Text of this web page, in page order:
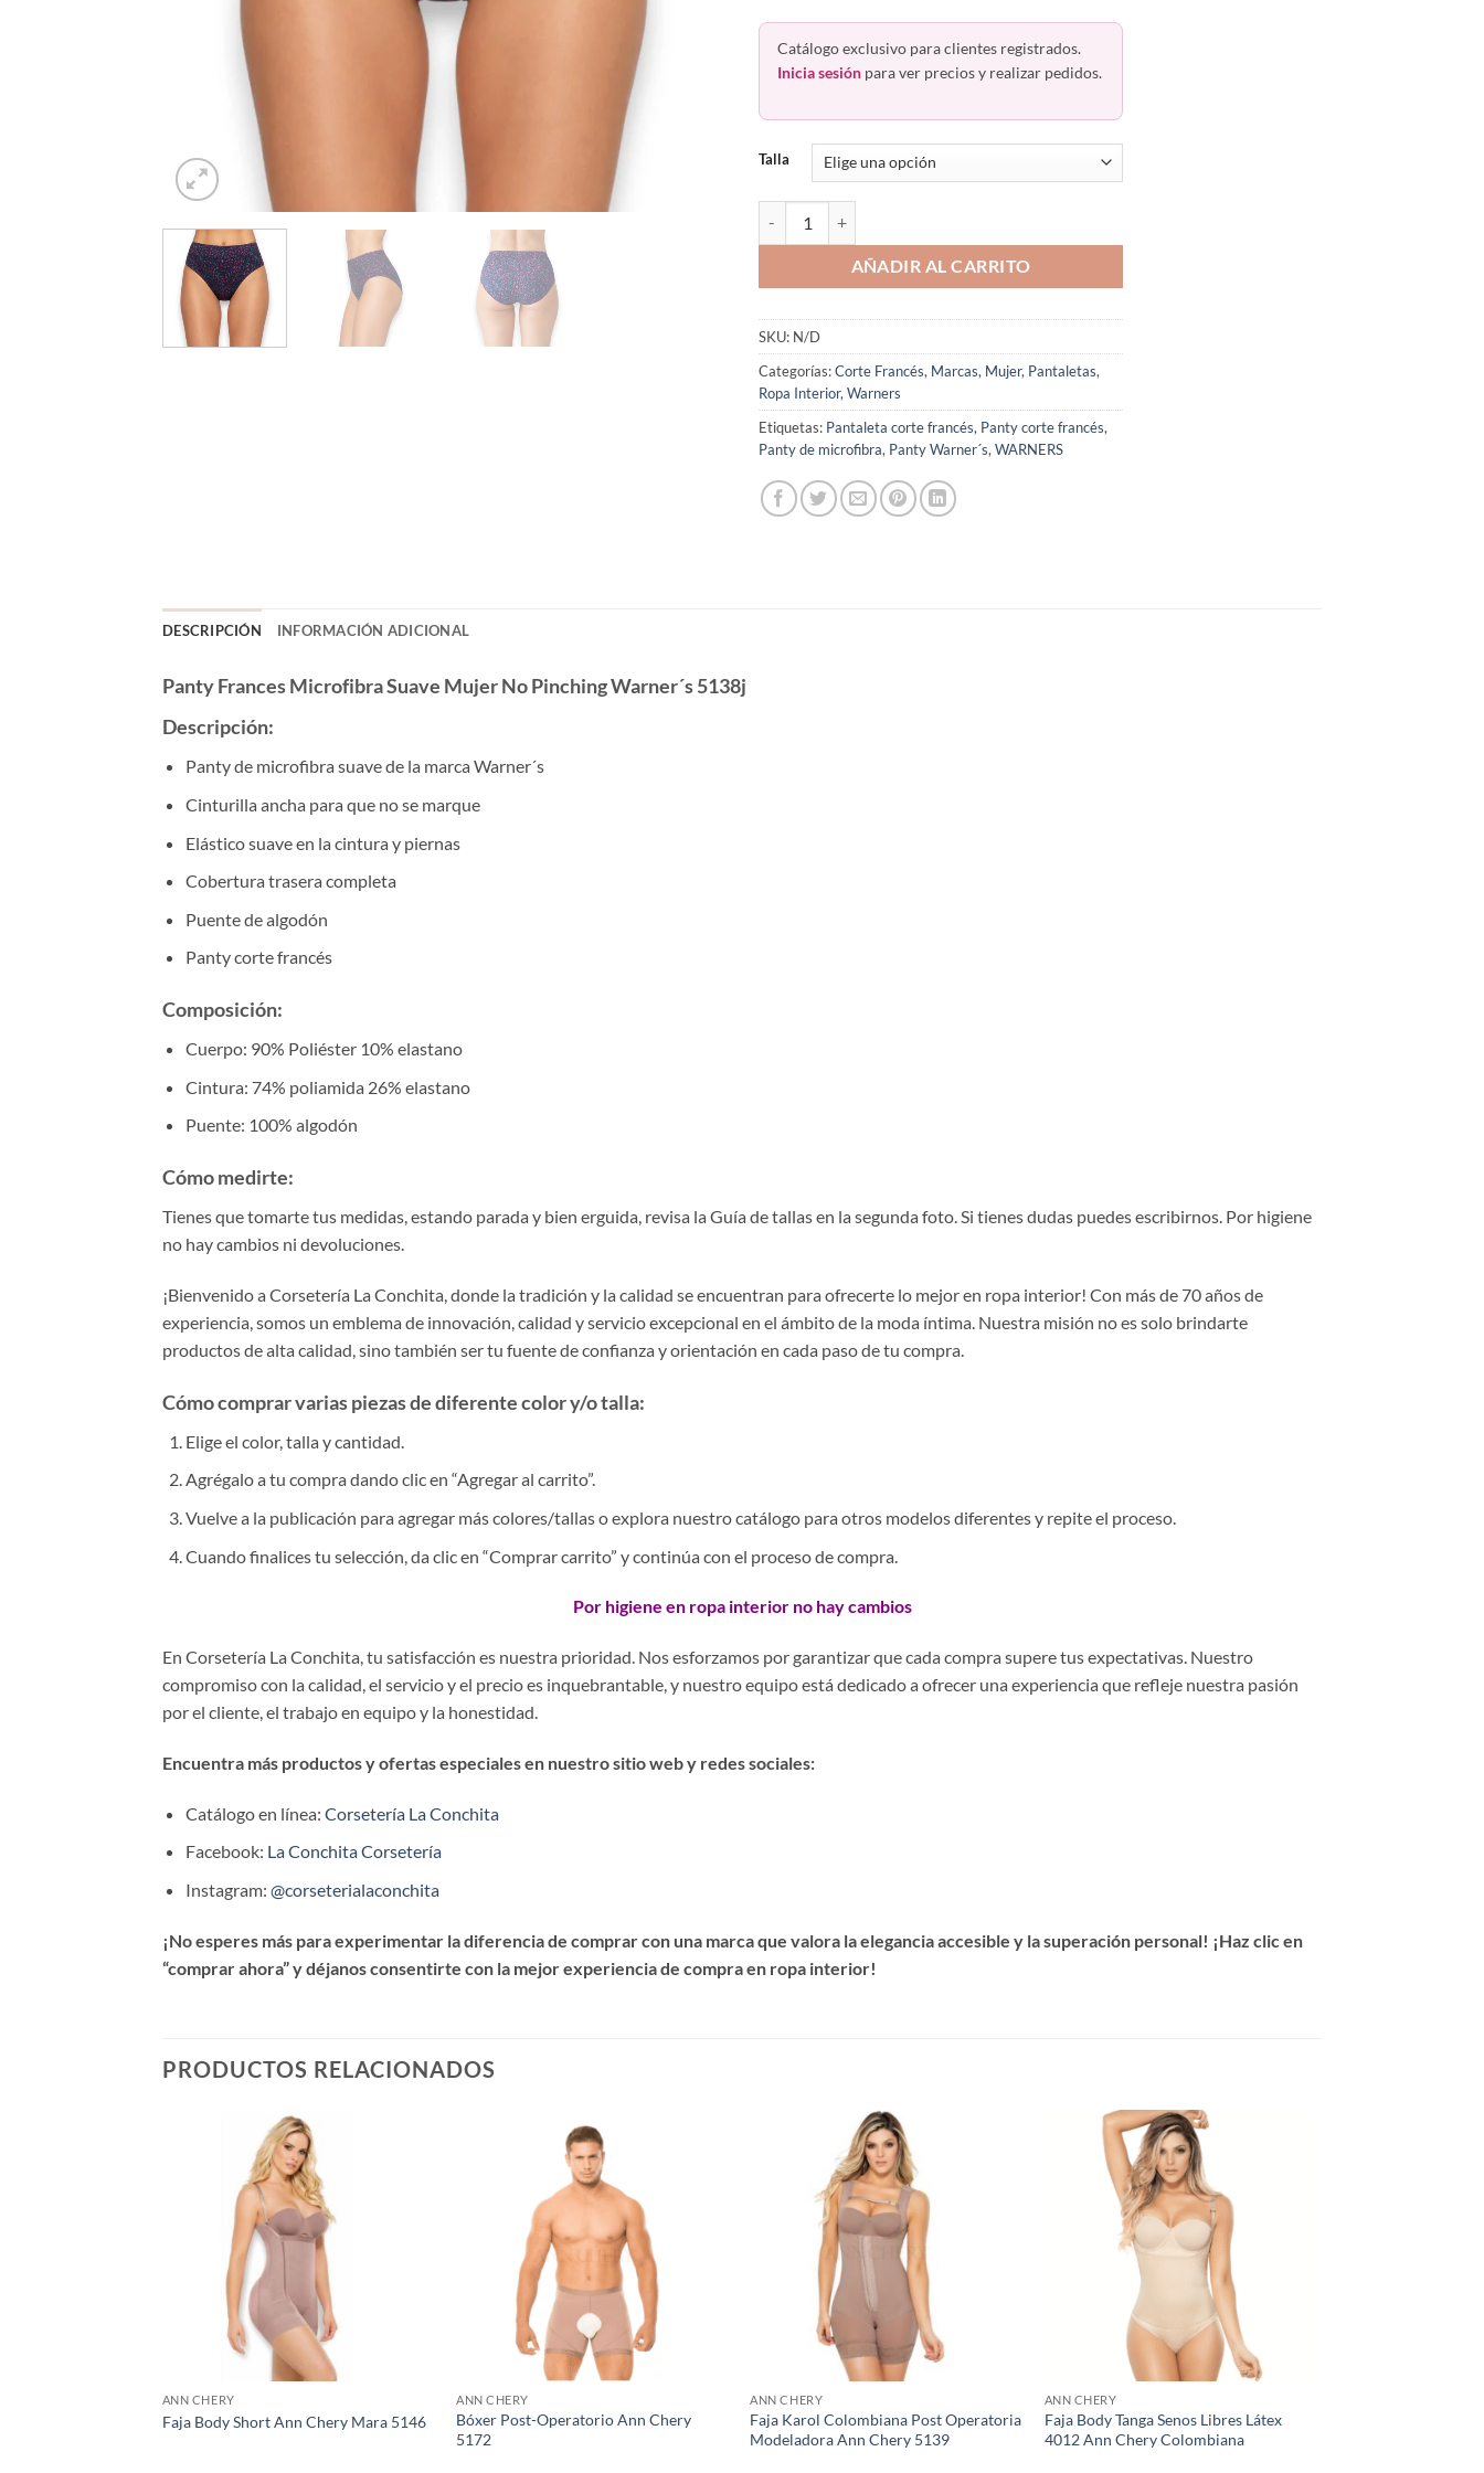
Catálogo exclusivo para clientes registrados.
Inicia sesión para ver precios y realizar pedidos.
Talla
AÑADIR AL CARRITO
SKU: N/D
Categorías:Corte Francés, Marcas, Mujer, Pantaletas,
Ropa Interior,Warners
Etiquetas: Pantaleta corte francés, Panty corte francés,
Panty de microfibra, Panty Warner´s,WARNERS
DESCRIPCIÓN INFORMACIÓN ADICIONAL
Panty Frances Microfibra Suave Mujer No Pinching Warner´s 5138j
Descripción:
Panty de microfibra suave de la marca Warner´s
Cinturilla ancha para que no se marque
Elástico suave en la cintura y piernas
Cobertura trasera completa
Puente de algodón
Panty corte francés
Composición:
Cuerpo: 90% Poliéster 10% elastano
Cintura: 74% poliamida 26% elastano
Puente: 100% algodón
Cómo medirte:
Tienes que tomarte tus medidas, estando parada y bien erguida, revisa la Guía de tallas en la segunda foto. Si tienes dudas puedes escribirnos. Por higiene
no hay cambios ni devoluciones.
¡Bienvenido a Corsetería La Conchita, donde la tradición y la calidad se encuentran para ofrecerte lo mejor en ropa interior! Con más de 70 años de
experiencia, somos un emblema de innovación, calidad y servicio excepcional en el ámbito de la moda íntima. Nuestra misión no es solo brindarte
productos de alta calidad, sino también ser tu fuente de confianza y orientación en cada paso de tu compra.
Cómo comprar varias piezas de diferente color y/o talla:
Elige el color, talla y cantidad.
Agrégalo a tu compra dando clic en “Agregar al carrito”.
Vuelve a la publicación para agregar más colores/tallas o explora nuestro catálogo para otros modelos diferentes y repite el proceso.
Cuando finalices tu selección, da clic en “Comprar carrito” y continúa con el proceso de compra.
Por higiene en ropa interior no hay cambios
En Corsetería La Conchita, tu satisfacción es nuestra prioridad. Nos esforzamos por garantizar que cada compra supere tus expectativas. Nuestro
compromiso con la calidad, el servicio y el precio es inquebrantable, y nuestro equipo está dedicado a ofrecer una experiencia que refleje nuestra pasión
por el cliente, el trabajo en equipo y la honestidad.
Encuentra más productos y ofertas especiales en nuestro sitio web y redes sociales:
Catálogo en línea: Corsetería La Conchita
Facebook: La Conchita Corsetería
Instagram: @corseterialaconchita
¡No esperes más para experimentar la diferencia de comprar con una marca que valora la elegancia accesible y la superación personal! ¡Haz clic en
“comprar ahora” y déjanos consentirte con la mejor experiencia de compra en ropa interior!
PRODUCTOS RELACIONADOS
ANN CHERY
Faja Body Short Ann Chery Mara 5146
ANN CHERY
Bóxer Post-Operatorio Ann Chery
5172
ANN CHERY
Faja Karol Colombiana Post Operatoria
Modeladora Ann Chery 5139
ANN CHERY
Faja Body Tanga Senos Libres Látex
4012 Ann Chery Colombiana